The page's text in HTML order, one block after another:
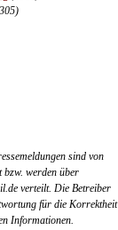
sind von
bzw. werden über
verteilt. Die Betreiber
für die Korrektheit
Informationen.